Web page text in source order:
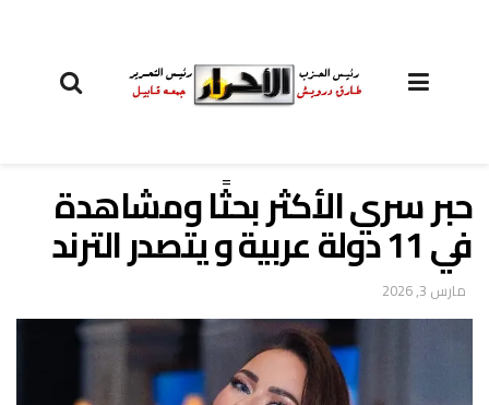
حبر سري الأكثر بحثًا ومشاهدة
في 11 دولة عربية و يتصدر الترند
مارس 3, 2026